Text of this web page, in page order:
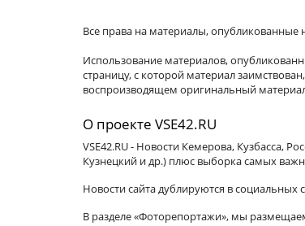
Все права на материалы, опубликованные
Использование материалов,
страницу, с которой материал
воспроизводящем оригинальный
О проекте VSE42.RU
VSE42.RU - Новости Кемерова, Кузбасса,
Кузнецкий и др.) плюс выборка самых
Новости сайта дублируются в
В разделе «Фоторепортажи», мы